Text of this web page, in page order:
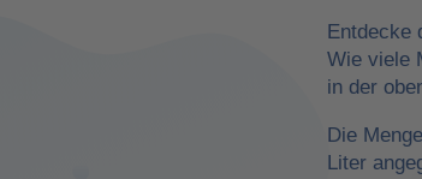
Entdecke
Wie viele
in der
Die
Liter